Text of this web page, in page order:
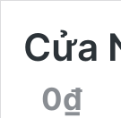
Cửa
0₫